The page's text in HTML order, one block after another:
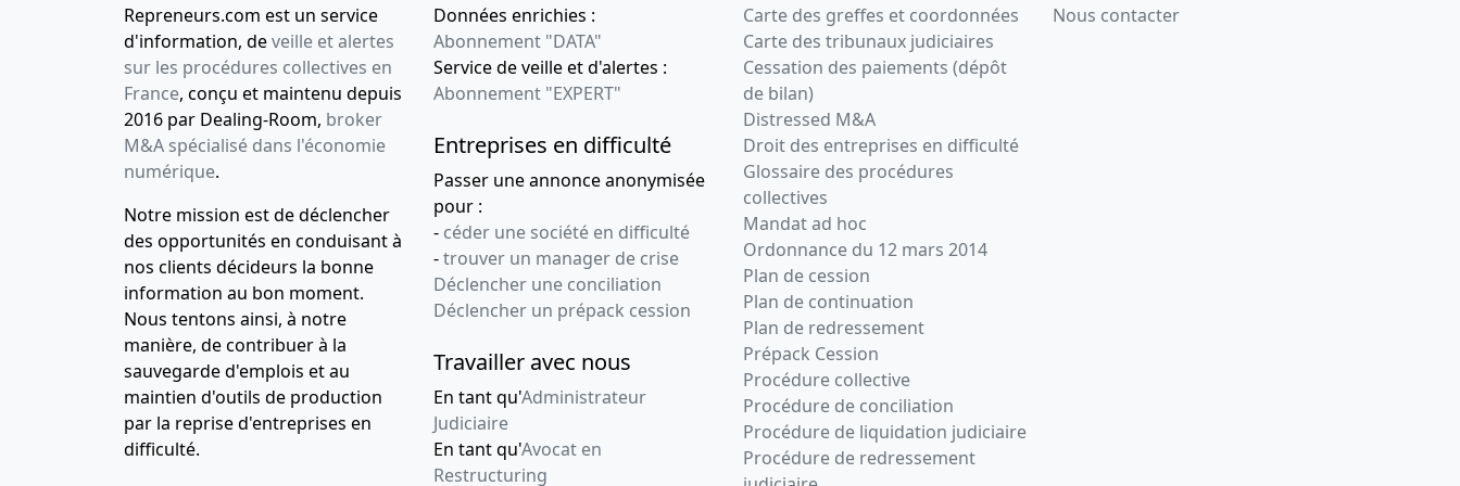
Modification relative
aux dirigeants d'une
société
Acte sous seing
privé, Procès-verbal
d'assemblée
générale
extraordinaire,
Statuts mis à jour
Sté pluripersonnelle
devient unipersonnelle
Cession de parts
31-01-2013
Acte sous seing
privé, Procès-verbal
d'assemblée
extraordinaire,
Repreneurs.com est un service
d'information, deveille et alertes
sur les procédures collectives en
France, conçu et maintenu depuis
2016 par Dealing-Room, broker
M&A spécialisé dans l'économie
numérique.
Notre mission est de déclencher
des opportunités en conduisant à
nos clients décideurs la bonne
information au bon moment.
Nous tentons ainsi, à notre
manière, de contribuer à la
sauvegarde d'emplois et au
maintien d'outils de production
par la reprise d'entreprises en
difficulté.
Données enrichies :
Abonnement "DATA"
Service de veille et d'alertes :
Abonnement "EXPERT"
Entreprises en difficulté
Passer une annonce anonymisée
pour :
- céder une société en difficulté
-trouver un manager de crise
Déclencher une conciliation
Déclencher un prépack cession
Travailler avec nous
En tant qu'Administrateur
Judiciaire
En tant qu'Avocat en
Restructuring
Carte des greffes et coordonnées
Carte des tribunaux judiciaires
Cessation des paiements (dépôt
de bilan)
Distressed M&A
Droit des entreprises en difficulté
Glossaire des procédures
collectives
Mandat ad hoc
Ordonnance du 12 mars 2014
Plan de cession
Plan de continuation
Plan de redressement
Prépack Cession
Procédure collective
Procédure de conciliation
Procédure de liquidation judiciaire
Procédure de redressement
Nous contacter